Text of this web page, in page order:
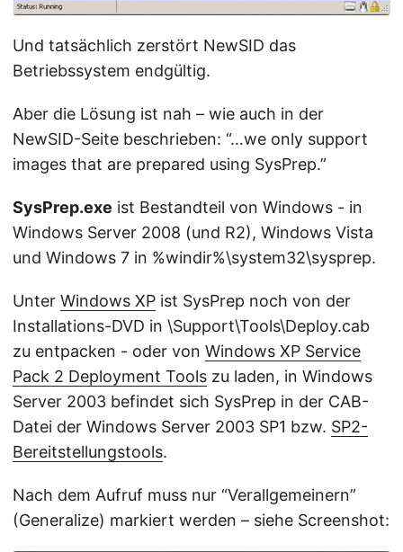
Und tatsächlich zerstört NewSID das
Betriebssystem endgültig.
Aber die Lösung ist nah – wie auch in der
NewSID-Seite beschrieben: “…we only support
images that are prepared using SysPrep.”
SysPrep.exe ist Bestandteil von Windows - in
Windows Server 2008 (und R2), Windows Vista
und Windows 7 in %windir%\system32\sysprep.
Unter Windows XP ist SysPrep noch von der
Installations-DVD in \Support\Tools\Deploy.cab
zu entpacken - oder von Windows XP Service
Pack 2 Deployment Tools zu laden, in Windows
Server 2003 befindet sich SysPrep in der CAB-
Datei der Windows Server 2003 SP1 bzw. SP2-
Bereitstellungstools.
Nach dem Aufruf muss nur “Verallgemeinern”
(Generalize) markiert werden – siehe Screenshot: